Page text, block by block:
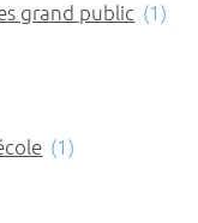
grand public (1)
(1)